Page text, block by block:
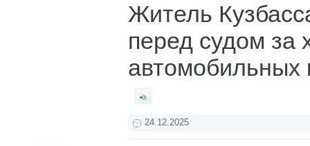
Житель
перед судом за
автомобильных
24.12.2025